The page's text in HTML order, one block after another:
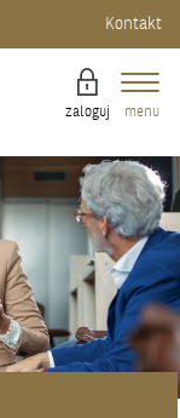
Kontakt
zaloguj menu